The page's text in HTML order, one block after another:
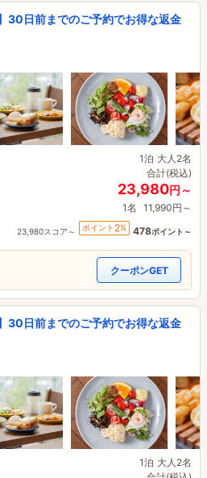
30日前までのご予約でお得な返金
1泊 大人2名
合計(税込)
23,980円～
1名 11,990円～
23,980スコア～ ポイント 2% 478ポイント～
クーポンGET
30日前までのご予約でお得な返金
1泊 大人2名